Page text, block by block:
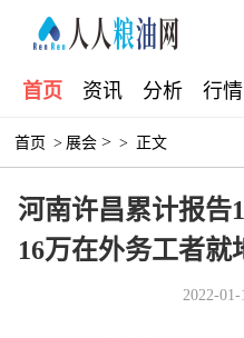
首页 资讯 分析 行情
首页 > 展会 > > 正文
河南许昌累计报告
16万在外务工者就
2022-